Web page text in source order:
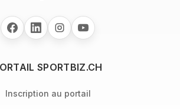
SPORTBIZ.CH
Inscription au portail